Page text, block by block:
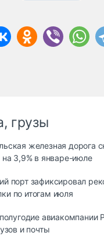
грузы
железная дорога
на 3,9% в январе-июле
порт зафиксировал
по итогам июля
авиакомпании
и почты